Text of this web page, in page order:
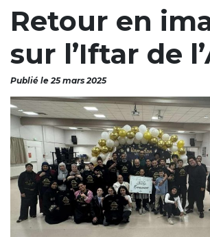
Retour en
sur l’Iftar de
Publié le 25 mars 2025